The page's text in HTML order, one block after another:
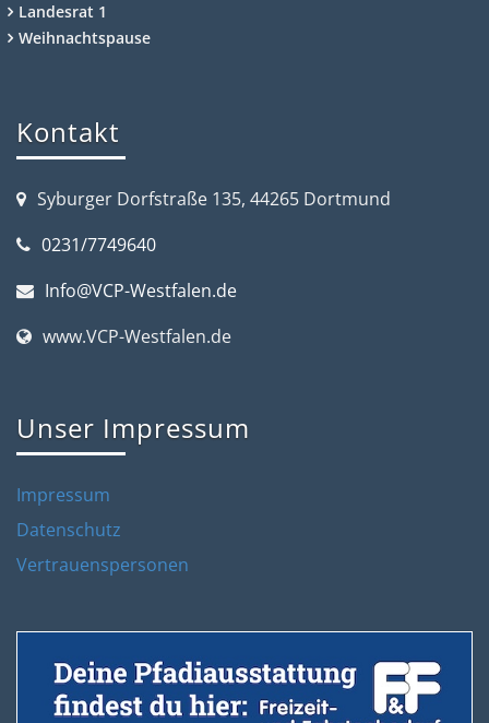
Landesrat 1
Weihnachtspause
Kontakt
Syburger Dorfstraße 135, 44265 Dortmund
0231/7749640
Info@VCP-Westfalen.de
www.VCP-Westfalen.de
Unser Impressum
Impressum
Datenschutz
Vertrauenspersonen